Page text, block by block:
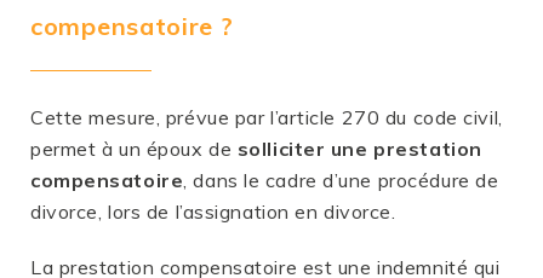
compensatoire ?
Cette mesure, prévue par l’article 270 du code civil,
permet à un époux de solliciter une prestation
compensatoire, dans le cadre d’une procédure de
divorce, lors de l’assignation en divorce.
La prestation compensatoire est une indemnité qui